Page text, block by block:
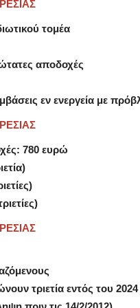
τομέα
αποδοχές
εν ενεργεία με
780 ευρώ
τριετία εντός του 2024